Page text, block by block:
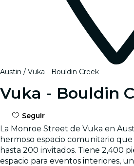
Austin Vuka - Bouldin Creek
Vuka - Bouldin
Seguir
La Monroe Street de Vuka en
hermoso espacio comunitario
hasta 200 invitados. Tiene 2,400
espacio para eventos interiores,